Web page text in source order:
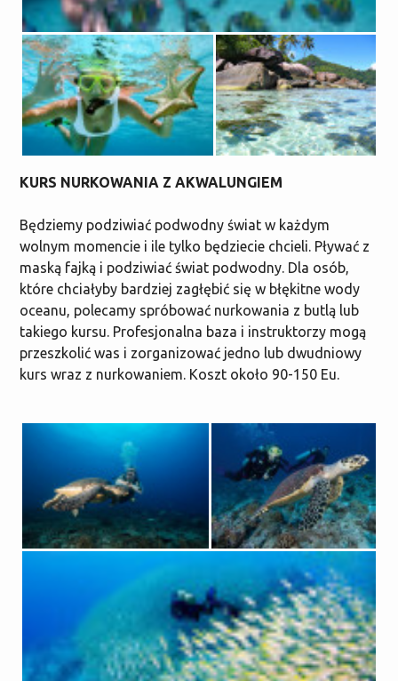
KURS NURKOWANIA Z AKWALUNGIEM
Będziemy podziwiać podwodny świat w każdym
wolnym momencie i ile tylko będziecie chcieli. Pływać z
maską fajką i podziwiać świat podwodny. Dla osób,
które chciałyby bardziej zagłębić się w błękitne wody
oceanu, polecamy spróbować nurkowania z butlą lub
takiego kursu. Profesjonalna baza i instruktorzy mogą
przeszkolić was i zorganizować jedno lub dwudniowy
kurs wraz z nurkowaniem. Koszt około 90-150 Eu.